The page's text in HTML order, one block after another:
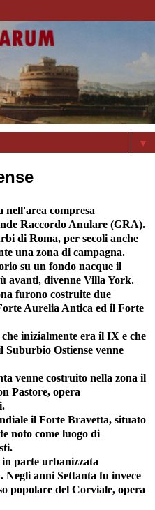
▼
nell'area compresa
Raccordo Anulare (GRA).
di Roma, per secoli anche
una zona di campagna.
su un fondo nacque il
avanti, divenne Villa York.
furono costruite due
Aurelia Antica ed il Forte
inizialmente era il IX e che
Ostiense venne
venne costruito nella zona il
Pastore, opera
il Forte Bravetta, situato
noto come luogo di
parte urbanizzata
anni Settanta fu invece
popolare del Corviale, opera